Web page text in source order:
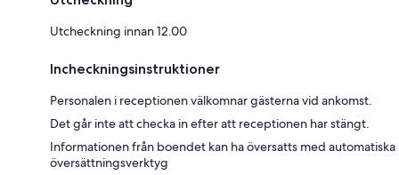
Utcheckning innan 12.00
Incheckningsinstruktioner
Personalen i receptionen välkomnar gästerna vid ankomst.
Det går inte att checka in efter att receptionen har stängt.
Informationen från boendet kan ha översatts med automatiska
översättningsverktyg